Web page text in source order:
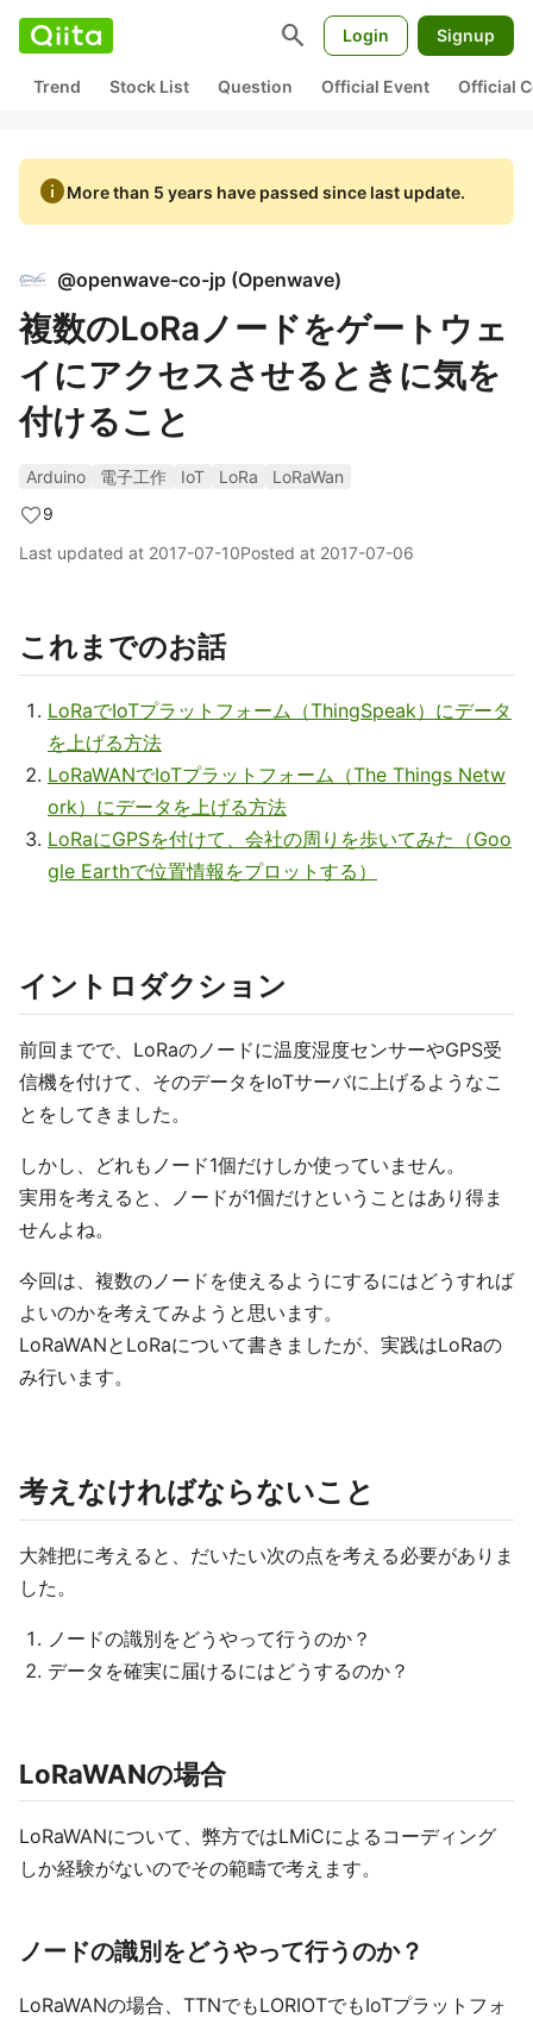
search Login Signup
Trend Stock List Question Official Event Official
infoMore than 5 years have passed since last update.
@openwave-co-jp (Openwave)
複数のLoRaノードをゲートウェ
イにアクセスさせるときに気を
付けること
Arduino 電子工作 IoT LoRa
LoRaWan
9
Last updated at 2017-07-10Posted at 2017-07-06
これまでのお話
LoRaでIoTプラットフォーム（ThingSpeak）にデータ
を上げる方法
LoRaWANでIoTプラットフォーム（The Things Netw
ork）にデータを上げる方法
LoRaにGPSを付けて、会社の周りを歩いてみた（Goo
gle Earthで位置情報をプロットする）
イントロダクション
前回までで、LoRaのノードに温度湿度センサーやGPS受
信機を付けて、そのデータをIoTサーバに上げるようなこ
とをしてきました。
しかし、どれもノード1個だけしか使っていません。
実用を考えると、ノードが1個だけということはあり得ま
せんよね。
今回は、複数のノードを使えるようにするにはどうすれば
よいのかを考えてみようと思います。
LoRaWANとLoRaについて書きましたが、実践はLoRaの
み行います。
考えなければならないこと
大雑把に考えると、だいたい次の点を考える必要がありま
した。
ノードの識別をどうやって行うのか？
データを確実に届けるにはどうするのか？
LoRaWANの場合
LoRaWANについて、弊方ではLMiCによるコーディング
しか経験がないのでその範疇で考えます。
ノードの識別をどうやって行うのか？
LoRaWANの場合、TTNでもLORIOTでもIoTプラットフォ